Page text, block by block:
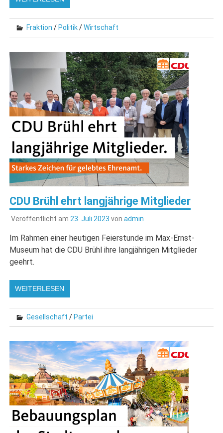
Fraktion / Politik/Wirtschaft
CDU Brühl ehrt langjährige Mitglieder
Veröffentlicht am 23. Juli 2023 von admin
Im Rahmen einer heutigen Feierstunde im Max-Ernst-
Museum hat die CDU Brühl ihre langjährigen Mitglieder
geehrt.
WEITERLESEN
Gesellschaft / Partei